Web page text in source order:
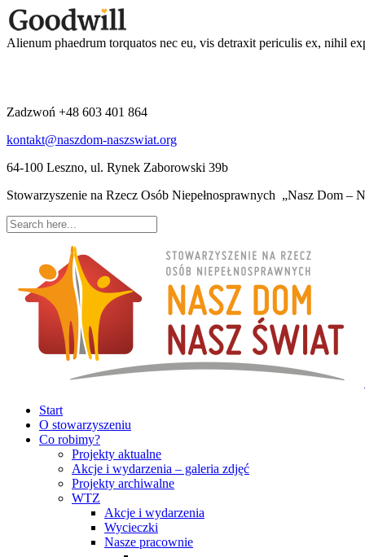
Alienum phaedrum torquatos nec eu, vis detraxit periculis ex, nihil
Zadzwoń +48 603 401 864
kontakt@naszdom-naszswiat.org
64-100 Leszno, ul. Rynek Zaborowski 39b
Stowarzyszenie na Rzecz Osób Niepełnosprawnych „Nasz Dom –
Start
O stowarzyszeniu
Co robimy?
Projekty aktualne
Akcje i wydarzenia – galeria zdjęć
Projekty archiwalne
WTZ
Akcje i wydarzenia
Wycieczki
Nasze pracownie